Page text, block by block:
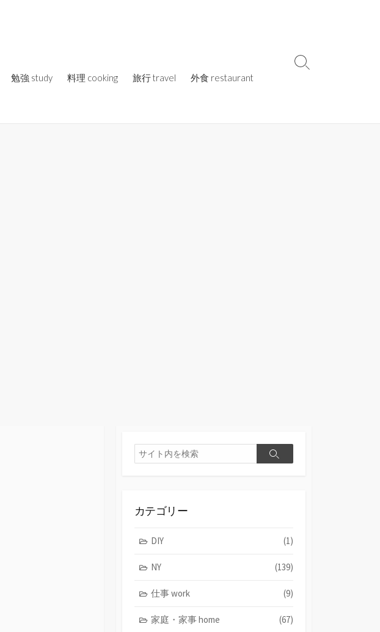
勉強 study 料理 cooking 旅行 travel 外食 restaurant
検
検
索
検
カテゴリー
DIY (1)
NY (139)
仕事 work (9)
家庭・家事 home (67)